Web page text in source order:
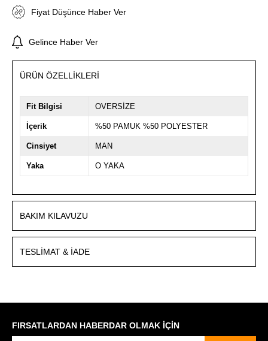
Fiyat Düşünce Haber Ver
Gelince Haber Ver
ÜRÜN ÖZELLIKLERI
Fit Bilgisi OVERSİZE
İçerik %50 PAMUK %50 POLYESTER
Cinsiyet MAN
Yaka O YAKA
BAKIM KILAVUZU
TESLIMAT & İADE
FIRSATLARDAN HABERDAR OLMAK İÇİN